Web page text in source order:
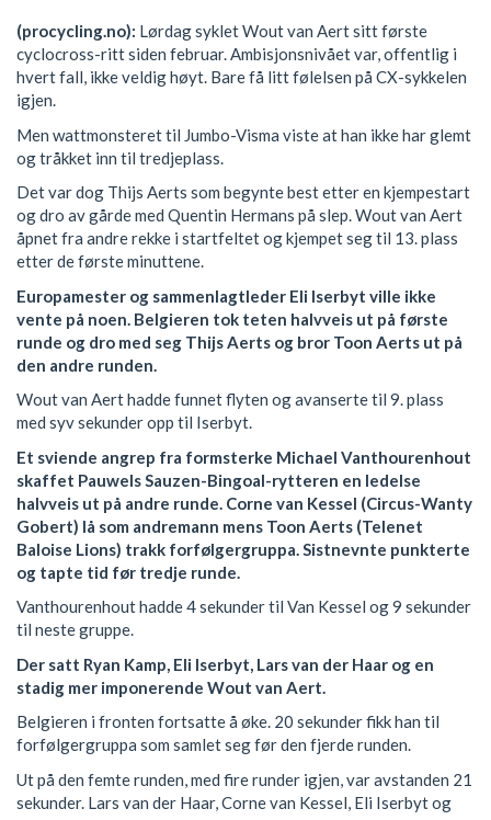
(procycling.no): Lørdag syklet Wout van Aert sitt første
cyclocross-ritt siden februar. Ambisjonsnivået var, offentlig i
hvert fall, ikke veldig høyt. Bare få litt følelsen på CX-sykkelen
igjen.
Men wattmonsteret til Jumbo-Visma viste at han ikke har glemt
og tråkket inn til tredjeplass.
Det var dog Thijs Aerts som begynte best etter en kjempestart
og dro av gårde med Quentin Hermans på slep. Wout van Aert
åpnet fra andre rekke i startfeltet og kjempet seg til 13. plass
etter de første minuttene.
Europamester og sammenlagtleder Eli Iserbyt ville ikke
vente på noen. Belgieren tok teten halvveis ut på første
runde og dro med seg Thijs Aerts og bror Toon Aerts ut på
den andre runden.
Wout van Aert hadde funnet flyten og avanserte til 9. plass
med syv sekunder opp til Iserbyt.
Et sviende angrep fra formsterke Michael Vanthourenhout
skaffet Pauwels Sauzen-Bingoal-rytteren en ledelse
halvveis ut på andre runde. Corne van Kessel (Circus-Wanty
Gobert) lå som andremann mens Toon Aerts (Telenet
Baloise Lions) trakk forfølgergruppa. Sistnevnte punkterte
og tapte tid før tredje runde.
Vanthourenhout hadde 4 sekunder til Van Kessel og 9 sekunder
til neste gruppe.
Der satt Ryan Kamp, Eli Iserbyt, Lars van der Haar og en
stadig mer imponerende Wout van Aert.
Belgieren i fronten fortsatte å øke. 20 sekunder fikk han til
forfølgergruppa som samlet seg før den fjerde runden.
Ut på den femte runden, med fire runder igjen, var avstanden 21
sekunder. Lars van der Haar, Corne van Kessel, Eli Iserbyt og